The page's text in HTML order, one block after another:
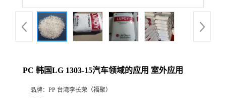
PC 韩国LG 1303-15汽车领域的应用 室外应用
品牌： PP 台湾李长荣（福聚）